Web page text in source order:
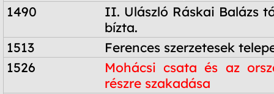
1490
II. Ulászló Ráskai Balázs
bízta.
1513
Ferences szerzetesek
1526
Mohácsi csata és az
részre szakadása